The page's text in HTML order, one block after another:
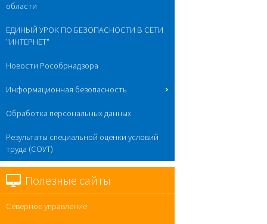
области
ЕДИНЫЙ УРОК ПО БЕЗОПАСНОСТИ В СЕТИ
"ИНТЕРНЕТ"
Новости Рособрнадзора
Информационная безопасность
Обработка персональных данных
Результаты специальной оценки условий
труда (СОУТ)
Полезные сайты
Северное управление